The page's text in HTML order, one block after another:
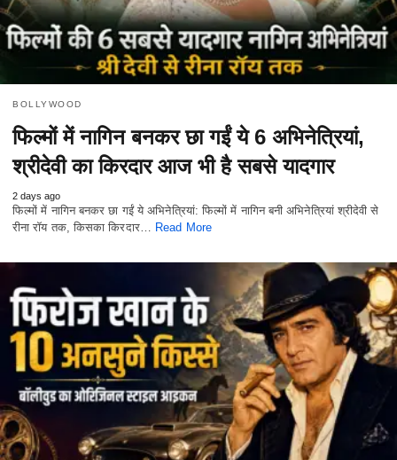
BOLLYWOOD
फिल्मों में नागिन बनकर छा गईं ये 6 अभिनेत्रियां,
श्रीदेवी का किरदार आज भी है सबसे यादगार
2 days ago
फिल्मों में नागिन बनकर छा गईं ये अभिनेत्रियां: फिल्मों में नागिन बनी अभिनेत्रियां श्रीदेवी से
रीना रॉय तक, किसका किरदार… Read More